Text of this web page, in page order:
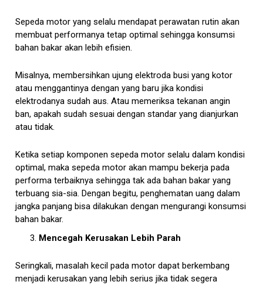
Sepeda motor yang selalu mendapat perawatan rutin akan
membuat performanya tetap optimal sehingga konsumsi
bahan bakar akan lebih efisien.
Misalnya, membersihkan ujung elektroda busi yang kotor
atau menggantinya dengan yang baru jika kondisi
elektrodanya sudah aus. Atau memeriksa tekanan angin
ban, apakah sudah sesuai dengan standar yang dianjurkan
atau tidak.
Ketika setiap komponen sepeda motor selalu dalam kondisi
optimal, maka sepeda motor akan mampu bekerja pada
performa terbaiknya sehingga tak ada bahan bakar yang
terbuang sia-sia. Dengan begitu, penghematan uang dalam
jangka panjang bisa dilakukan dengan mengurangi konsumsi
bahan bakar.
Mencegah Kerusakan Lebih Parah
Seringkali, masalah kecil pada motor dapat berkembang
menjadi kerusakan yang lebih serius jika tidak segera